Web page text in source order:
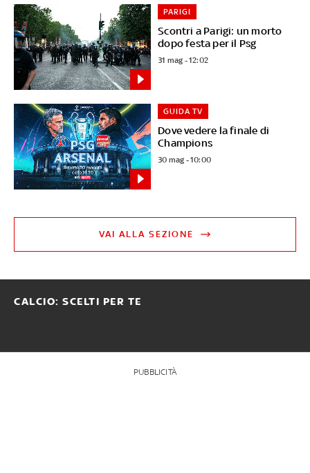
Scontri a Parigi: un morto
dopo festa per il Psg
PARIGI
31 mag - 12:02
Dove vedere la finale di
Champions
GUIDA TV
30 mag - 10:00
VAI ALLA SEZIONE
CALCIO: SCELTI PER TE
PUBBLICITÀ